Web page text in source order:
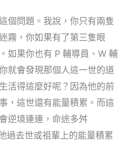
個問題。我說，你只有兩隻
霧，你如果有了第三隻眼
如果你也有 P 輔導員、W 輔
就會發現那個人這一世的道
活得這麼好呢？因為他的前
，這世還有能量積累。而這
逆境連連，命途多舛
過去世或祖輩上的能量積累